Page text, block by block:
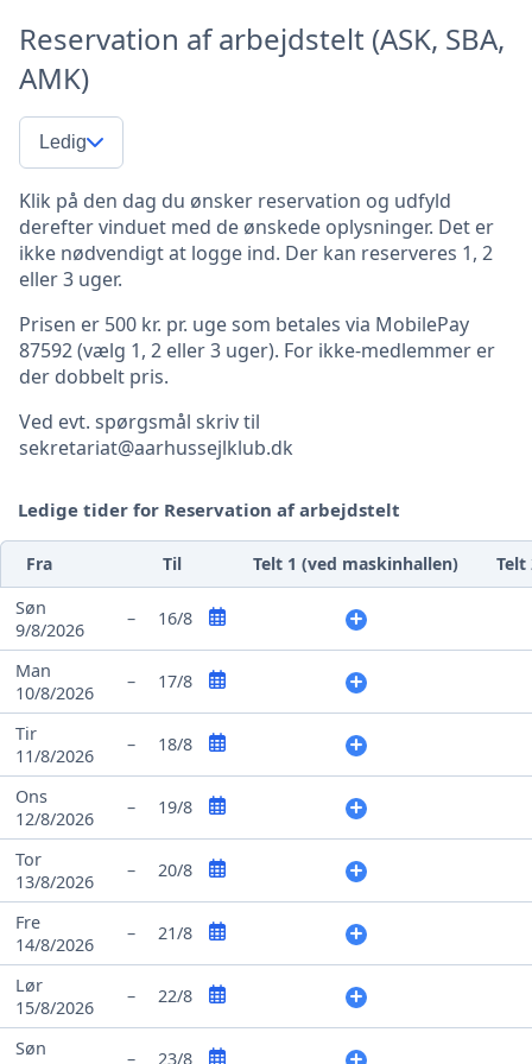
Reservation af arbejdstelt (ASK, SBA,
AMK)
Ledig
Klik på den dag du ønsker reservation og udfyld
derefter vinduet med de ønskede oplysninger. Det er
ikke nødvendigt at logge ind. Der kan reserveres 1, 2
eller 3 uger.
Prisen er 500 kr. pr. uge som betales via MobilePay
87592 (vælg 1, 2 eller 3 uger). For ikke-medlemmer er
der dobbelt pris.
Ved evt. spørgsmål skriv til
sekretariat@aarhussejlklub.dk
Ledige tider for Reservation af arbejdstelt
Fra Til Telt 1 (ved maskinhallen)
Telt
Søn
9/8/2026
– 16/8
Man
10/8/2026
– 17/8
Tir
11/8/2026
– 18/8
Ons
12/8/2026
– 19/8
Tor
13/8/2026
– 20/8
Fre
14/8/2026
– 21/8
Lør
15/8/2026
– 22/8
Søn
– 23/8